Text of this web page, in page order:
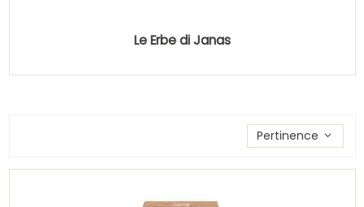
Le Erbe di Janas
Trier les produits par
Pertinence